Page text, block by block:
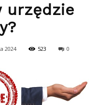
urzędzie
2024 523 0